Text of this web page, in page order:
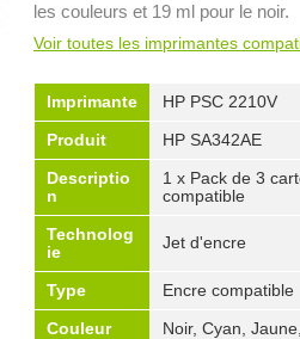
les couleurs et 19 ml pour le noir.
Voir toutes les imprimantes
Imprimante
HP PSC 2210V
Produit
HP SA342AE
Descriptio
n
1 x Pack de 3
compatible
Technolog
ie
Jet d'encre
Type
Encre compatible
Couleur
Noir, Cyan,